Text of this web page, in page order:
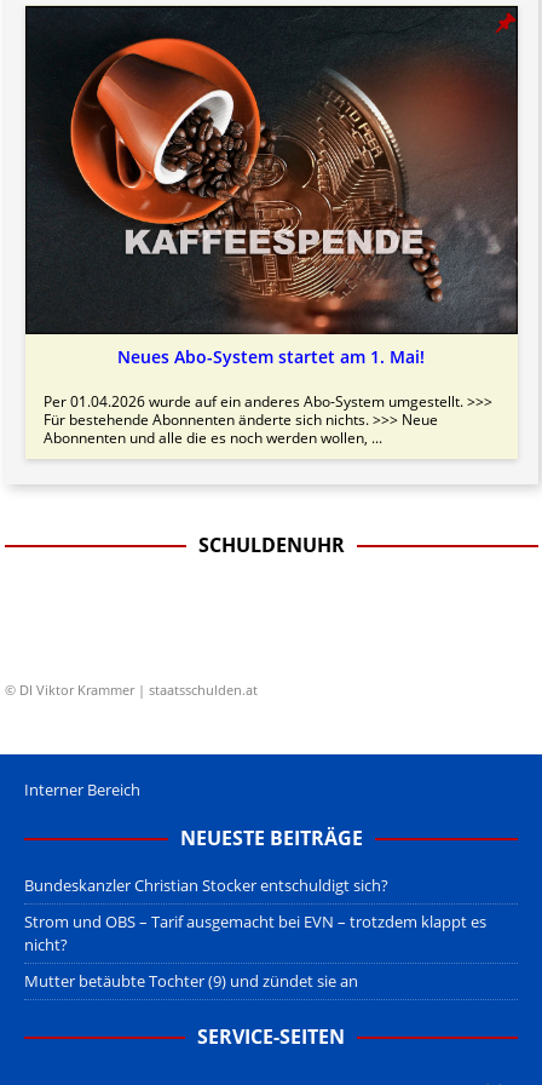
Neues Abo-System startet am 1. Mai!
Per 01.04.2026 wurde auf ein anderes Abo-System umgestellt. >>>
Für bestehende Abonnenten änderte sich nichts. >>> Neue
Abonnenten und alle die es noch werden wollen, ...
SCHULDENUHR
© DI Viktor Krammer | staatsschulden.at
Interner Bereich
NEUESTE BEITRÄGE
Bundeskanzler Christian Stocker entschuldigt sich?
Strom und OBS – Tarif ausgemacht bei EVN – trotzdem klappt es
nicht?
Mutter betäubte Tochter (9) und zündet sie an
SERVICE-SEITEN